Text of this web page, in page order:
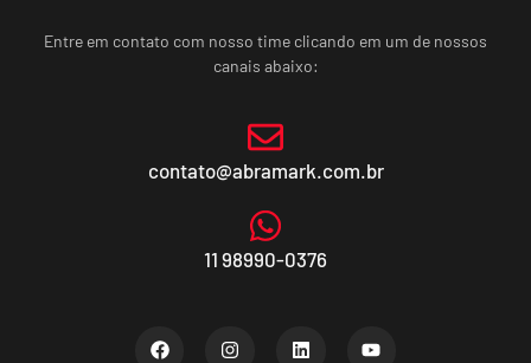
Entre em contato com nosso time clicando em um de nossos
canais abaixo:
contato@abramark.com.br
11 98990-0376